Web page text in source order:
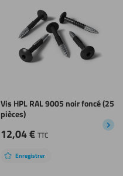
Vis HPL RAL 9005 noir foncé (25
pièces)
12,04€ TTC
Enregistrer